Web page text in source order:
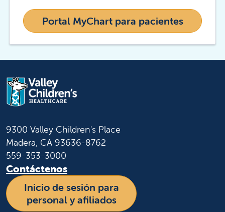
Portal MyChart para pacientes
9300 Valley Children's Place
Madera, CA 93636-8762
559-353-3000
Contáctenos
Inicio de sesión para
personal y afiliados